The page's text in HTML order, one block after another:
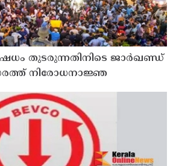
തുടരുന്നതിനിടെ ജാര്‍ഖണ്ഡ്
നിരോധനാജ്ഞ